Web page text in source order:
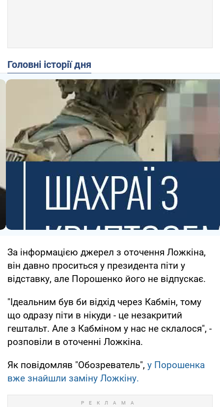
Головні історії дня
За інформацією джерел з оточення Ложкіна,
він давно проситься у президента піти у
відставку, але Порошенко його не відпускає.
"Ідеальним був би відхід через Кабмін, тому
що одразу піти в нікуди - це незакритий
гештальт. Але з Кабміном у нас не склалося", -
розповіли в оточенні Ложкіна.
Як повідомляв "Обозреватель", у Порошенка
вже знайшли заміну Ложкіну.